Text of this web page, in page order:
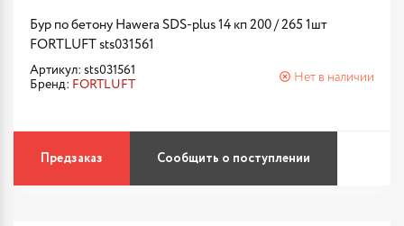
Бур по бетону Hawera SDS-plus 14 кп 200 / 265 1шт
FORTLUFT sts031561
Артикул: sts031561
Бренд: FORTLUFT
Нет в наличии
Предзаказ Сообщить о поступлении